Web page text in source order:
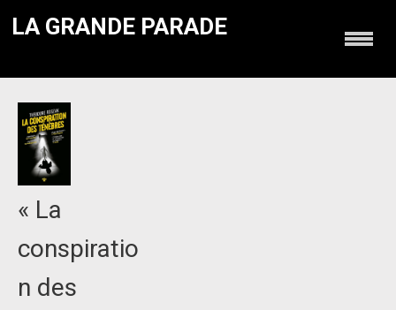
LA GRANDE PARADE
« La
conspiratio
n des